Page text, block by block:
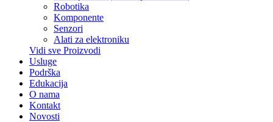
Robotika
Komponente
Senzori
Alati za elektroniku
Vidi sve Proizvodi
Usluge
Podrška
Edukacija
O nama
Kontakt
Novosti